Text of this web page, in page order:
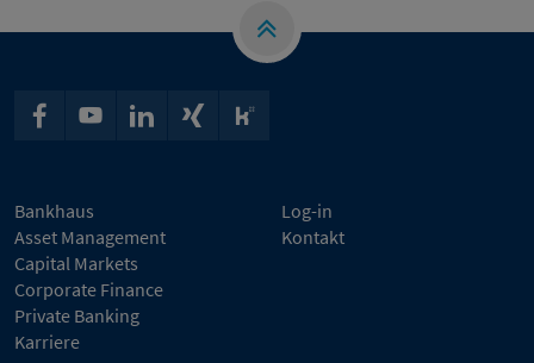
Bankhaus
Asset Management
Capital Markets
Corporate Finance
Private Banking
Karriere
Log-in
Kontakt